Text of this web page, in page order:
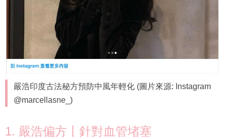
嚴浩印度古法秘方預防中風年輕化 (圖片來源: Instagram
@marcellasne_)
1. 嚴浩偏方丨針對血管堵塞